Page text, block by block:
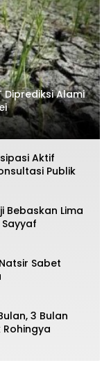
Diprediksi Alami
Aktif
Publik
Bebaskan Lima
Sabet
3 Bulan
Rohingya